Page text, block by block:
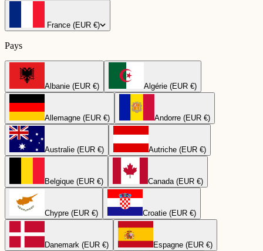
France (EUR €)
Pays
Albanie (EUR €) Algérie (EUR €)
Allemagne (EUR €) Andorre (EUR €)
Australie (EUR €) Autriche (EUR €)
Belgique (EUR €) Canada (EUR €)
Chypre (EUR €) Croatie (EUR €)
Danemark (EUR €) Espagne (EUR €)